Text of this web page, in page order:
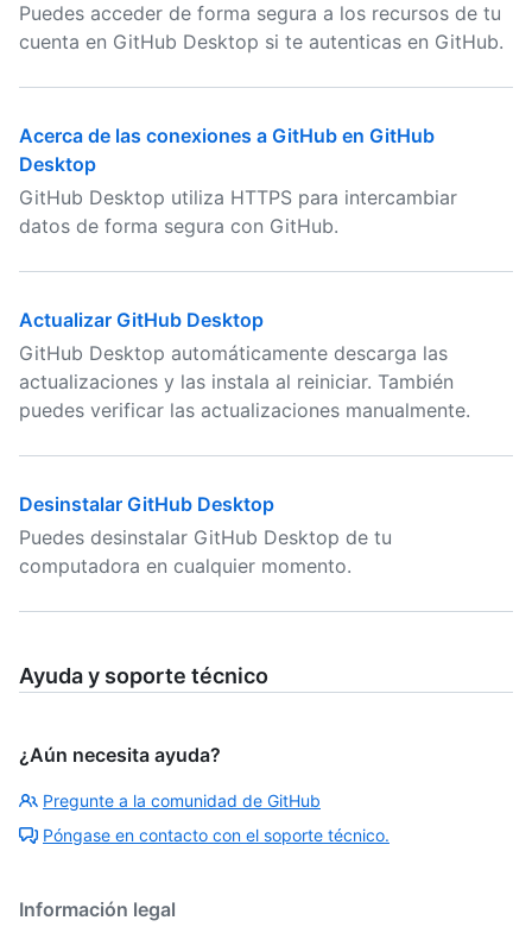
Puedes acceder de forma segura a los recursos de tu
cuenta en GitHub Desktop si te autenticas en GitHub.
Acerca de las conexiones a GitHub en GitHub
Desktop
GitHub Desktop utiliza HTTPS para intercambiar
datos de forma segura con GitHub.
Actualizar GitHub Desktop
GitHub Desktop automáticamente descarga las
actualizaciones y las instala al reiniciar. También
puedes verificar las actualizaciones manualmente.
Desinstalar GitHub Desktop
Puedes desinstalar GitHub Desktop de tu
computadora en cualquier momento.
Ayuda y soporte técnico
¿Aún necesita ayuda?
Pregunte a la comunidad de GitHub
Póngase en contacto con el soporte técnico.
Información legal